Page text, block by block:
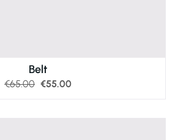
Belt
€65.00 €55.00